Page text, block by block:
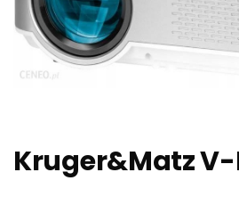
Kruger&Matz V-